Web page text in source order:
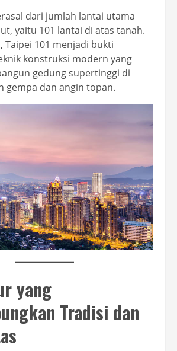
dari jumlah lantai utama
yaitu 101 lantai di atas tanah.
Taipei 101 menjadi bukti
konstruksi modern yang
gedung supertinggi di
gempa dan angin topan.
yang
Tradisi dan